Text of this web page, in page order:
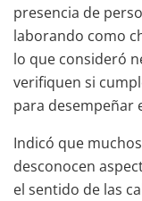
presencia de
laborando como
lo que consideró
verifiquen si
para desempeñar
Indicó que
desconocen
el sentido de las